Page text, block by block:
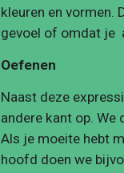
kleuren en vormen.
gevoel of omdat je
Oefenen
Naast deze
andere kant op.
Als je moeite hebt
hoofd doen we